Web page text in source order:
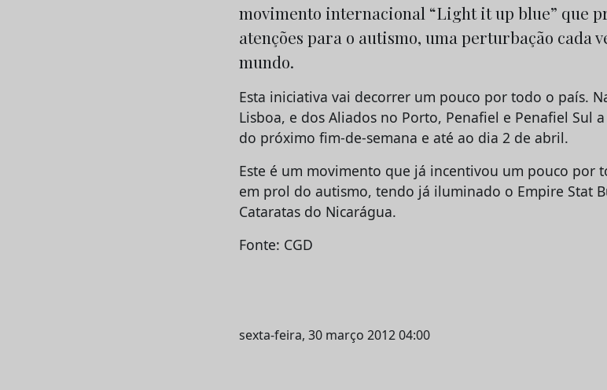
movimento internacional “Light it up blue” que
atenções para o autismo, uma perturbação cada
mundo.
Esta iniciativa vai decorrer um pouco por todo o país.
Lisboa, e dos Aliados no Porto, Penafiel e Penafiel Sul
do próximo fim-de-semana e até ao dia 2 de abril.
Este é um movimento que já incentivou um pouco por
em prol do autismo, tendo já iluminado o Empire Stat
Cataratas do Nicarágua.
Fonte: CGD
sexta-feira, 30 março 2012 04:00